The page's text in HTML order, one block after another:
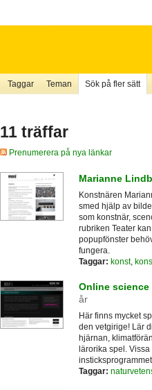
Taggar Teman Sök på fler sätt
11 träffar
Prenumerera på nya länkar
Marianne
Konstnären
smed hjälp av
som konstnär,
rubriken Teater
popupfönster
fungera.
Taggar: konst,
Online science
år
Här finns mycket
den vetgirige! Lär
hjärnan,
lärorika spel.
Taggar: